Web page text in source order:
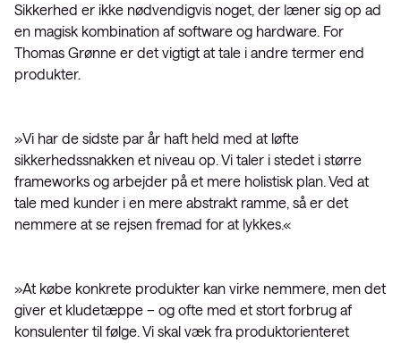
Sikkerhed er ikke nødvendigvis noget, der læner sig op ad
en magisk kombination af software og hardware. For
Thomas Grønne er det vigtigt at tale i andre termer end
produkter.
»Vi har de sidste par år haft held med at løfte
sikkerhedssnakken et niveau op. Vi taler i stedet i større
frameworks og arbejder på et mere holistisk plan. Ved at
tale med kunder i en mere abstrakt ramme, så er det
nemmere at se rejsen fremad for at lykkes.«
»At købe konkrete produkter kan virke nemmere, men det
giver et kludetæppe – og ofte med et stort forbrug af
konsulenter til følge. Vi skal væk fra produktorienteret